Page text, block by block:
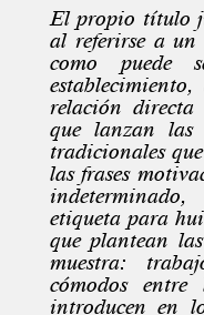
El propio título
al referirse a un
como
relación
que lanzan las
tradicionales
las frases
etiqueta para
que plantean
muestra:
cómodos
introducen en